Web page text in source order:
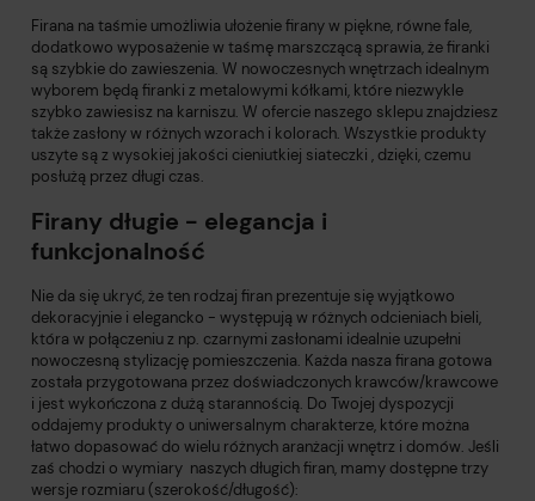
Firana na taśmie umożliwia ułożenie firany w piękne, równe fale,
dodatkowo wyposażenie w taśmę marszczącą sprawia, że firanki
są szybkie do zawieszenia. W nowoczesnych wnętrzach idealnym
wyborem będą firanki z metalowymi kółkami, które niezwykle
szybko zawiesisz na karniszu. W ofercie naszego sklepu znajdziesz
także zasłony w różnych wzorach i kolorach. Wszystkie produkty
uszyte są z wysokiej jakości cieniutkiej siateczki , dzięki, czemu
posłużą przez długi czas.
Firany długie - elegancja i
funkcjonalność
Nie da się ukryć, że ten rodzaj firan prezentuje się wyjątkowo
dekoracyjnie i elegancko - występują w różnych odcieniach bieli,
która w połączeniu z np. czarnymi zasłonami idealnie uzupełni
nowoczesną stylizację pomieszczenia. Każda nasza firana gotowa
została przygotowana przez doświadczonych krawców/krawcowe
i jest wykończona z dużą starannością. Do Twojej dyspozycji
oddajemy produkty o uniwersalnym charakterze, które można
łatwo dopasować do wielu różnych aranżacji wnętrz i domów. Jeśli
zaś chodzi o wymiary naszych długich firan, mamy dostępne trzy
wersje rozmiaru (szerokość/długość):